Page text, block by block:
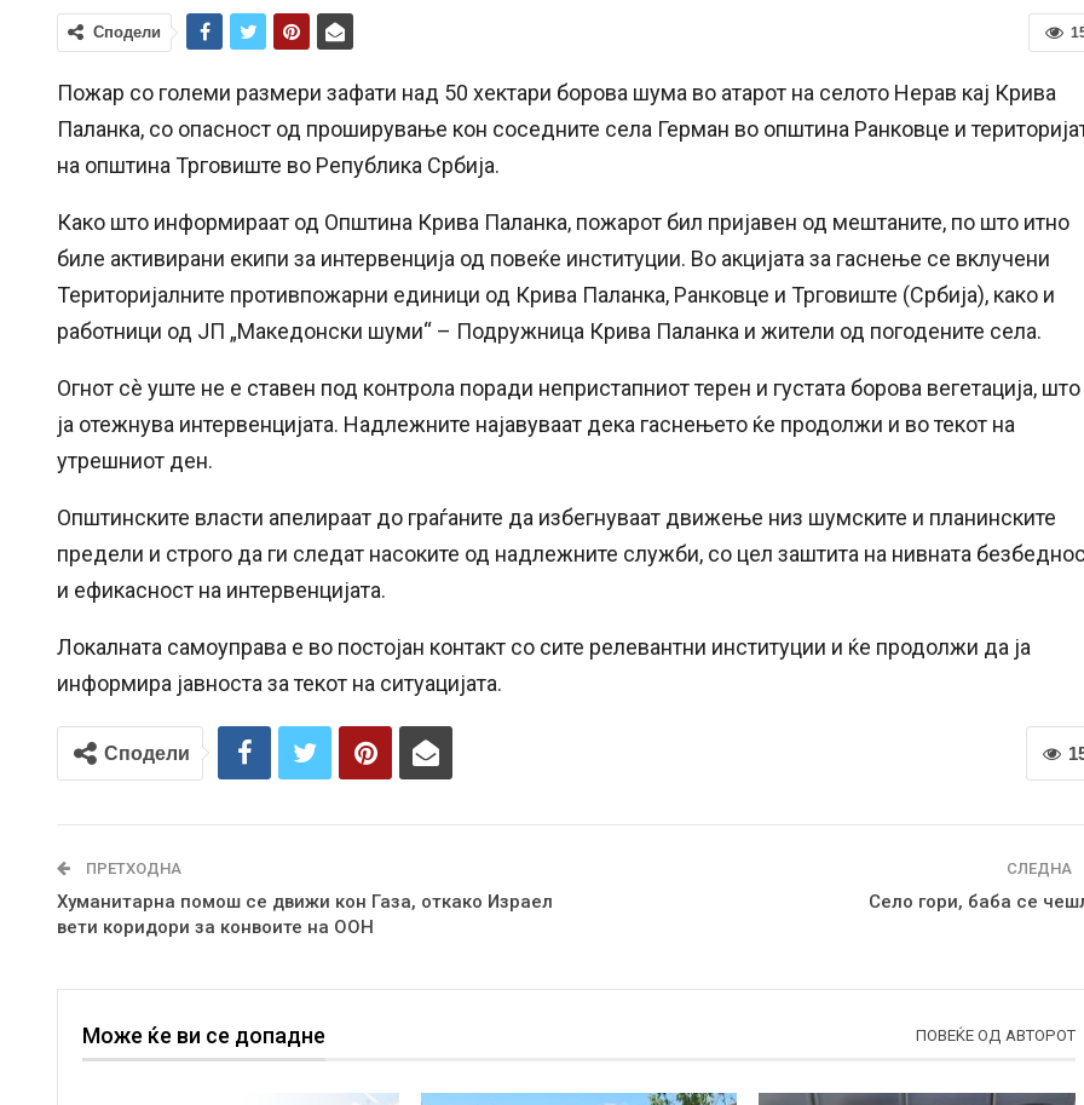
Сподели
Пожар со големи размери зафати над 50 хектари борова шума во атарот на селото Нерав кај Крива
Паланка, со опасност од проширување кон соседните села Герман во општина Ранковце и
на општина Трговиште во Република Србија.
Како што информираат од Општина Крива Паланка, пожарот бил пријавен од мештаните, по што итно
биле активирани екипи за интервенција од повеќе институции. Во акцијата за гаснење се вклучени
Територијалните противпожарни единици од Крива Паланка, Ранковце и Трговиште (Србија), како и
работници од ЈП „Македонски шуми“ – Подружница Крива Паланка и жители од погодените села.
Огнот сè уште не е ставен под контрола поради непристапниот терен и густата борова вегетација, што
ја отежнува интервенцијата. Надлежните најавуваат дека гаснењето ќе продолжи и во текот на
утрешниот ден.
Општинските власти апелираат до граѓаните да избегнуваат движење низ шумските и планинските
предели и строго да ги следат насоките од надлежните служби, со цел заштита на нивната
и ефикасност на интервенцијата.
Локалната самоуправа е во постојан контакт со сите релевантни институции и ќе продолжи да ја
информира јавноста за текот на ситуацијата.
Сподели
ПРЕТХОДНА
Хуманитарна помош се движи кон Газа, откако Израел
вети коридори за конвоите на ООН
СЛЕДНА
Село гори, баба се
Може ќе ви се допадне ПОВЕЌЕ ОД АВТОРОТ